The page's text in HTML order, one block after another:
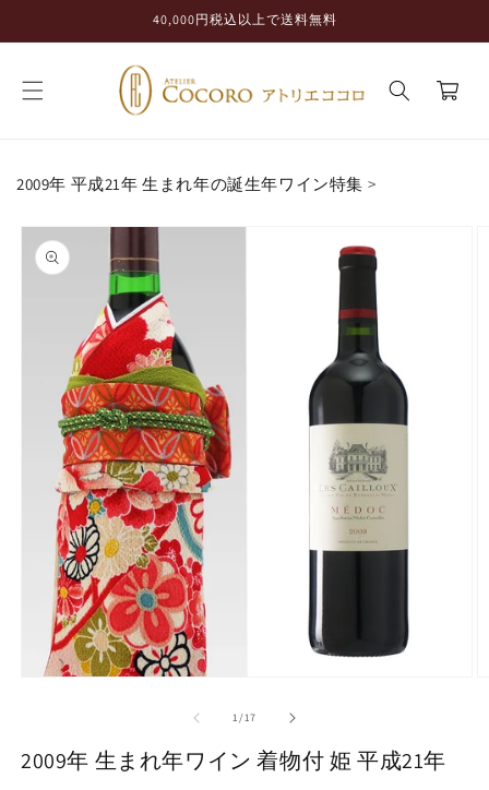
進む
40,000円税込以上で送料無料
ー
2009年 平成21年 生まれ年の誕生年ワイン特集 >
商品情
報にス
キップ
で
1/の
17
2009年 生まれ年ワイン 着物付 姫 平成21年